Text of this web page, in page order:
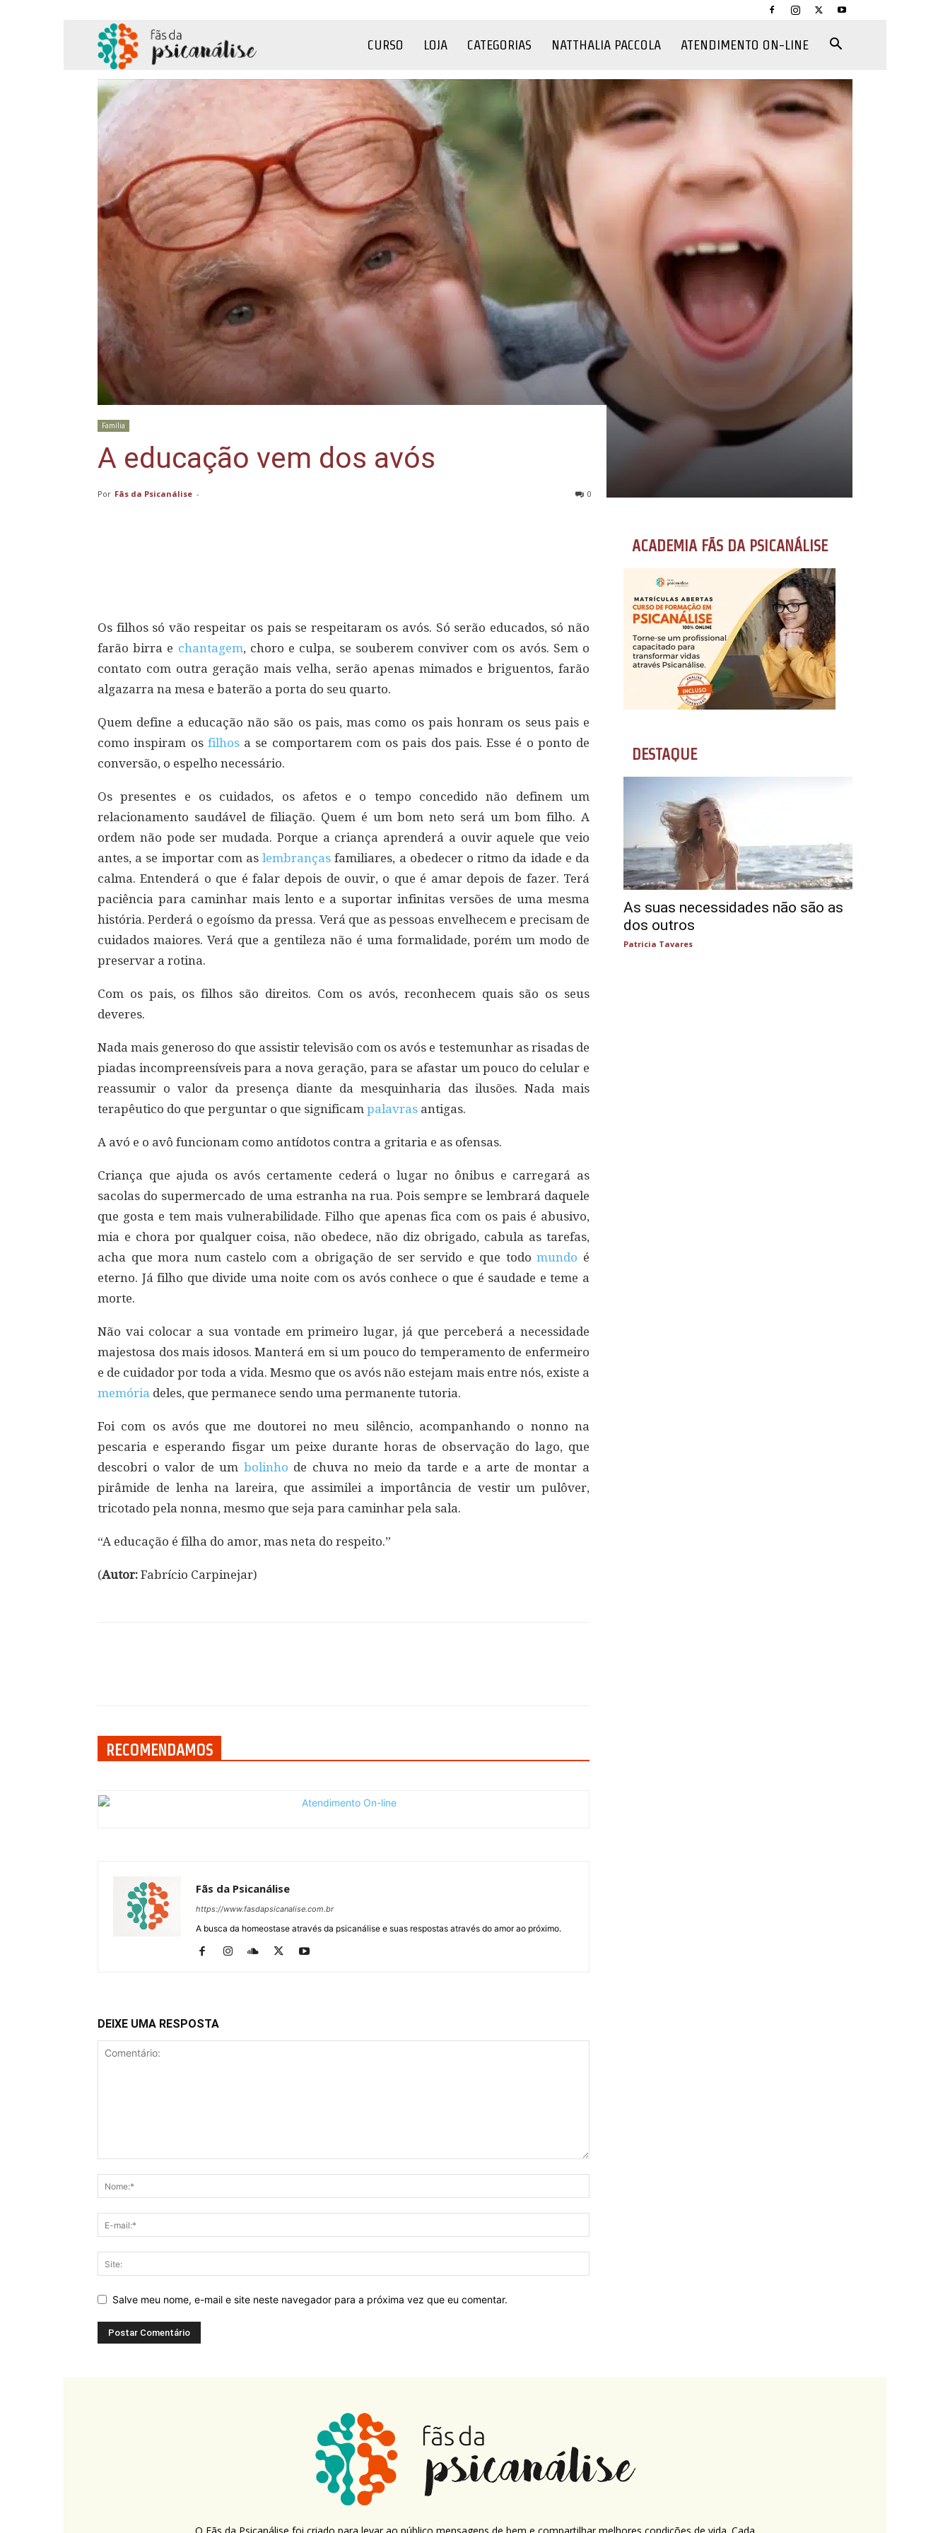
da
Psicanálise
CURSO LOJA CATEGORIAS NATTHALIA PACCOLA ATENDIMENTO ON-LINE
Família
A educação vem dos avós
Por Fãs da Psicanálise - 0
Os filhos só vão respeitar os pais se respeitaram os avós. Só serão educados, só não
farão birra e chantagem, choro e culpa, se souberem conviver com os avós. Sem o
contato com outra geração mais velha, serão apenas mimados e briguentos, farão
algazarra na mesa e baterão a porta do seu quarto.
Quem define a educação não são os pais, mas como os pais honram os seus pais e
como inspiram os filhosa se comportarem com os pais dos pais. Esse é o ponto de
conversão, o espelho necessário.
Os presentes e os cuidados, os afetos e o tempo concedido não definem um
relacionamento saudável de filiação. Quem é um bom neto será um bom filho. A
ordem não pode ser mudada. Porque a criança aprenderá a ouvir aquele que veio
antes, a se importar com aslembranças familiares, a obedecer o ritmo da idade e da
calma. Entenderá o que é falar depois de ouvir, o que é amar depois de fazer. Terá
paciência para caminhar mais lento e a suportar infinitas versões de uma mesma
história. Perderá o egoísmo da pressa. Verá que as pessoas envelhecem e precisam de
cuidados maiores. Verá que a gentileza não é uma formalidade, porém um modo de
preservar a rotina.
Com os pais, os filhos são direitos. Com os avós, reconhecem quais são os seus
deveres.
Nada mais generoso do que assistir televisão com os avós e testemunhar as risadas de
piadas incompreensíveis para a nova geração, para se afastar um pouco do celular e
reassumir o valor da presença diante da mesquinharia das ilusões. Nada mais
terapêutico do que perguntar o que significam palavras antigas.
A avó e o avô funcionam como antídotos contra a gritaria e as ofensas.
Criança que ajuda os avós certamente cederá o lugar no ônibus e carregará as
sacolas do supermercado de uma estranha na rua. Pois sempre se lembrará daquele
que gosta e tem mais vulnerabilidade. Filho que apenas fica com os pais é abusivo,
mia e chora por qualquer coisa, não obedece, não diz obrigado, cabula as tarefas,
acha que mora num castelo com a obrigação de ser servido e que todomundo é
eterno. Já filho que divide uma noite com os avós conhece o que é saudade e teme a
morte.
Não vai colocar a sua vontade em primeiro lugar, já que perceberá a necessidade
majestosa dos mais idosos. Manterá em si um pouco do temperamento de enfermeiro
e de cuidador por toda a vida. Mesmo que os avós não estejam mais entre nós, existe a
memória deles, que permanece sendo uma permanente tutoria.
Foi com os avós que me doutorei no meu silêncio, acompanhando o nonno na
pescaria e esperando fisgar um peixe durante horas de observação do lago, que
descobri o valor de um bolinho de chuva no meio da tarde e a arte de montar a
pirâmide de lenha na lareira, que assimilei a importância de vestir um pulôver,
tricotado pela nonna, mesmo que seja para caminhar pela sala.
“A educação é filha do amor, mas neta do respeito.”
(Autor: Fabrício Carpinejar)
RECOMENDAMOS
Fãs da Psicanálise
https://www.fasdapsicanalise.com.br
A busca da homeostase através da psicanálise e suas respostas através do amor ao próximo.
DEIXE UMA RESPOSTA
Salve meu nome, e-mail e site neste navegador para a próxima vez que eu comentar.
ACADEMIA FÃS DA PSICANÁLISE
DESTAQUE
As suas necessidades não são as
dos outros
Patricia Tavares
O Fãs da Psicanálise foi criado para levar ao público mensagens de bem e compartilhar melhores condições de vida. Cada